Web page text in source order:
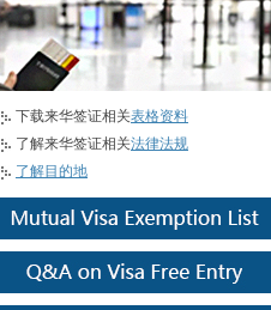
下载来华签证相关表格资料
了解来华签证相关法律法规
了解目的地